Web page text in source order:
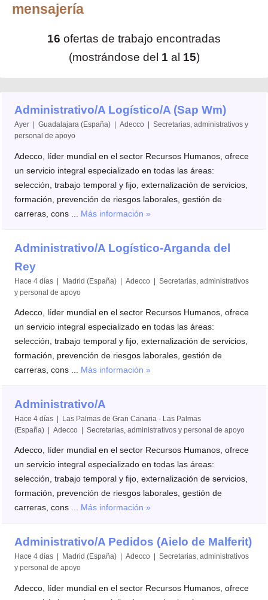
mensajería
16 ofertas de trabajo encontradas
(mostrándose del 1 al 15)
Administrativo/A Logístico/A (Sap Wm)
Ayer | Guadalajara (España) | Adecco | Secretarias, administrativos y
personal de apoyo
Adecco, líder mundial en el sector Recursos Humanos, ofrece
un servicio integral especializado en todas las áreas:
selección, trabajo temporal y fijo, externalización de servicios,
formación, prevención de riesgos laborales, gestión de
carreras, cons ... Más información »
Administrativo/A Logístico-Arganda del
Rey
Hace 4 días | Madrid (España) | Adecco | Secretarias, administrativos
y personal de apoyo
Adecco, líder mundial en el sector Recursos Humanos, ofrece
un servicio integral especializado en todas las áreas:
selección, trabajo temporal y fijo, externalización de servicios,
formación, prevención de riesgos laborales, gestión de
carreras, cons ... Más información »
Administrativo/A
Hace 4 días | Las Palmas de Gran Canaria - Las Palmas
(España) | Adecco | Secretarias, administrativos y personal de apoyo
Adecco, líder mundial en el sector Recursos Humanos, ofrece
un servicio integral especializado en todas las áreas:
selección, trabajo temporal y fijo, externalización de servicios,
formación, prevención de riesgos laborales, gestión de
carreras, cons ... Más información »
Administrativo/A Pedidos (Aielo de Malferit)
Hace 4 días | Madrid (España) | Adecco | Secretarias, administrativos
y personal de apoyo
Adecco, líder mundial en el sector Recursos Humanos, ofrece